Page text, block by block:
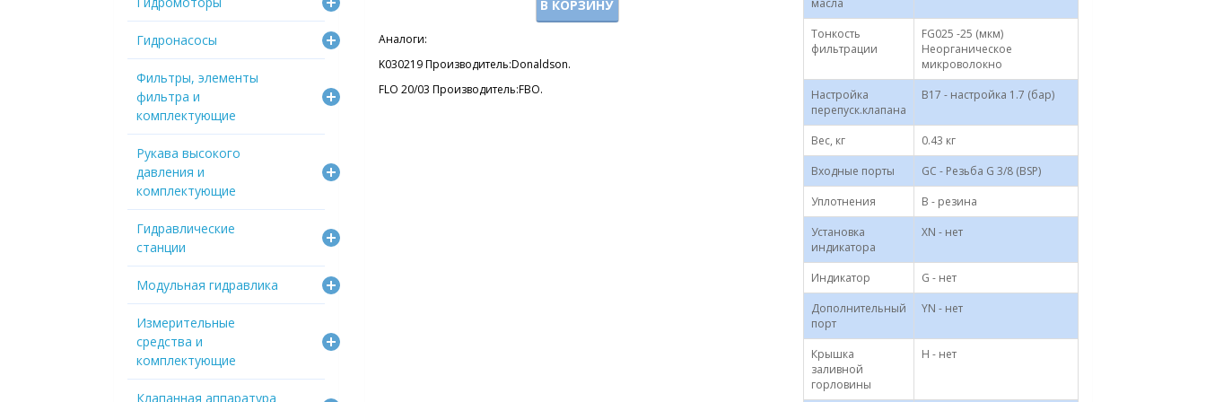
Гидронасосы
Фильтры, элементы
фильтра и
комплектующие
Рукава высокого
давления и
комплектующие
Гидравлические
станции
Модульная гидравлика
Измерительные
средства и
комплектующие
Клапанная аппаратура
В КОРЗИНУ
Аналоги:
K030219 Производитель:Donaldson.
FLO 20/03 Производитель:FBO.
масла
Тонкость
фильтрации
FG025 -25 (мкм)
Неорганическое
микроволокно
Настройка
перепуск.клапана
B17 - настройка 1.7 (бар)
Вес, кг
0.43 кг
Входные порты
GC - Резьба G 3/8 (BSP)
Уплотнения
B - резина
Установка
индикатора
XN - нет
Индикатор
G - нет
Дополнительный
порт
YN - нет
Крышка
заливной
горловины
H - нет